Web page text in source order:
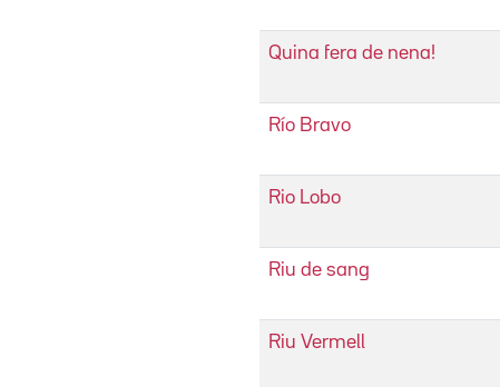
Quina fera de nena!
Río Bravo
Rio Lobo
Riu de sang
Riu Vermell